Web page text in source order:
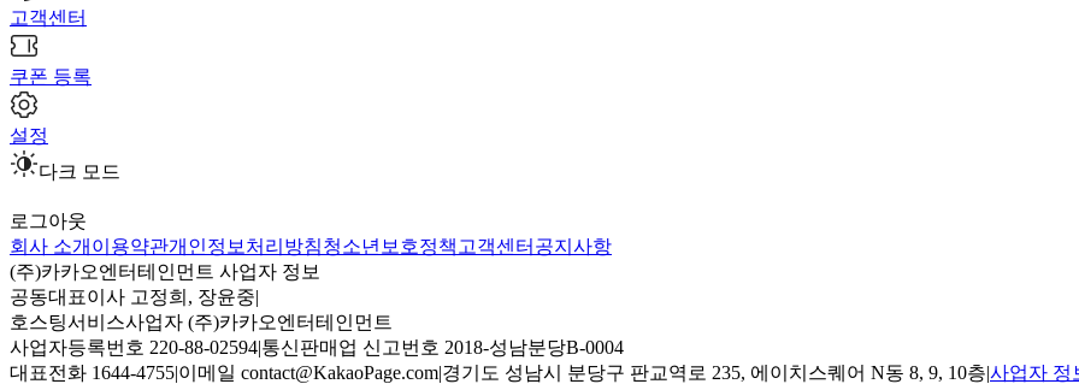
고객센터
쿠폰 등록
설정
다크 모드
로그아웃
회사 소개 이용약관개인정보처리방침청소년보호정책 고객센터 공지사항
(주)카카오엔터테인먼트 사업자 정보
공동대표이사 고정희, 장윤중|
호스팅서비스사업자 (주)카카오엔터테인먼트
사업자등록번호 220-88-02594|통신판매업 신고번호 2018-성남분당B-0004
대표전화 1644-4755|이메일 contact@KakaoPage.com|경기도 성남시 분당구 판교역로 235, 에이치스퀘어 N동 8, 9, 10층|사업자 정